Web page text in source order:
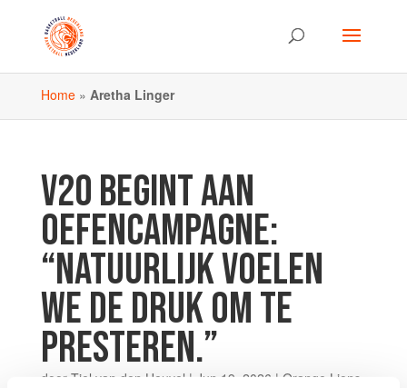
Home» Aretha Linger
V20 BEGINT AAN
OEFENCAMPAGNE:
“NATUURLIJK VOELEN
WE DE DRUK OM TE
PRESTEREN.”
door Tiel van den Heuvel| Jun 19, 2026 | Orange Lions